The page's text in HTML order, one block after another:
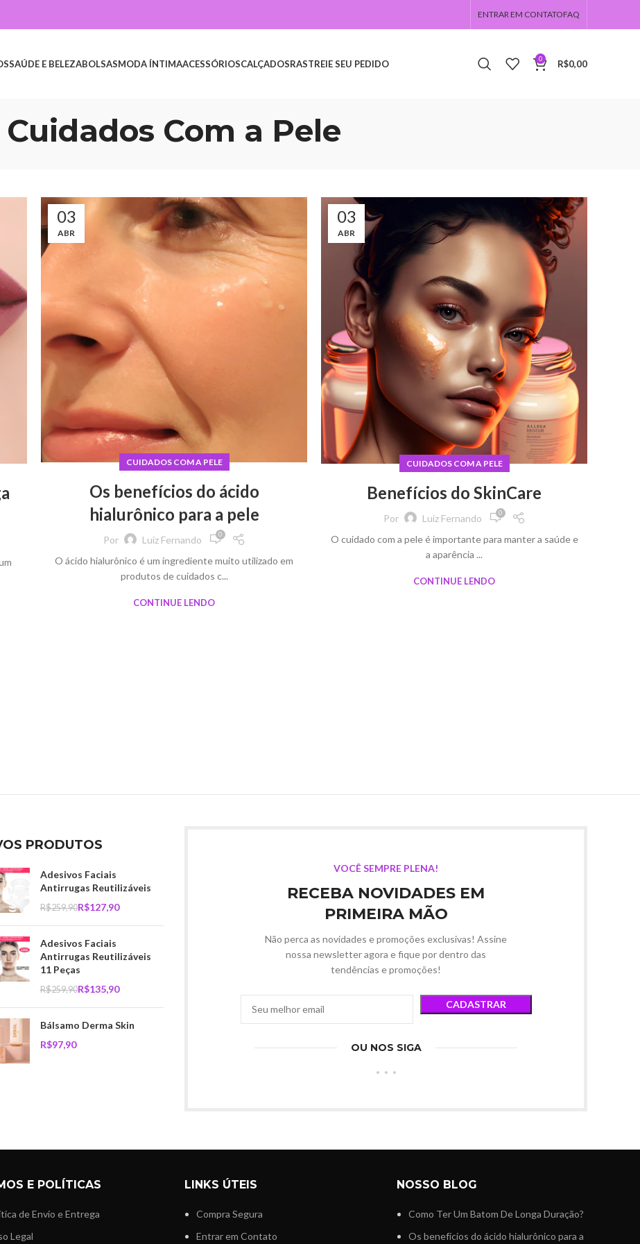
ENTRAR EM CONTATOFAQ
SAÚDE E BELEZABOLSASMODA ÍNTIMAACESSÓRIOSCALÇADOSRASTREIE SEU PEDIDO 0 R$0,00
Cuidados Com a Pele
03
ABR
CUIDADOS COM A PELE
Os benefícios do ácido
hialurônico para a pele
Por Luiz Fernando 0
O ácido hialurônico é um ingrediente muito utilizado em
produtos de cuidados c...
CONTINUE LENDO
03
ABR
CUIDADOS COM A PELE
Benefícios do SkinCare
Por Luiz Fernando 0
O cuidado com a pele é importante para manter a saúde e
a aparência ...
CONTINUE LENDO
PRODUTOS
Adesivos Faciais
Antirrugas Reutilizáveis
R$259,90R$127,90
Adesivos Faciais
Antirrugas Reutilizáveis
11 Peças
R$259,90R$135,90
Bálsamo Derma Skin
R$
VOCÊ SEMPRE PLENA!
RECEBA NOVIDADES EM
PRIMEIRA MÃO
Não perca as novidades e promoções exclusivas! Assine
nossa newsletter agora e fique por dentro das
tendências e promoções!
OU NOS SIGA
E POLÍTICAS
de Envio e Entrega
Legal
LINKS ÚTEIS
Compra Segura
Entrar em Contato
NOSSO BLOG
Como Ter Um Batom De Longa Duração?
Os benefícios do ácido hialurônico para a